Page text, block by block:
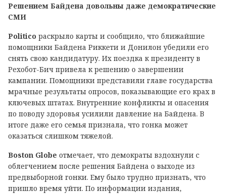
Решением Байдена довольны даже демократические
СМИ
Politico раскрыло карты и сообщило, что ближайшие
помощники Байдена Риккети и Донилон убедили его
снять свою кандидатуру. Их поездка к президенту в
Рехобот-Бич привела к решению о завершении
кампании. Помощники представили главе государства
мрачные результаты опросов, показывающие его крах в
ключевых штатах. Внутренние конфликты и опасения
по поводу здоровья усилили давление на Байдена. В
итоге даже его семья признала, что гонка может
оказаться слишком тяжелой.
Boston Globe отмечает, что демократы вздохнули с
облегчением после решения Байдена о выходе из
предвыборной гонки. Ему было трудно признать, что
пришло время уйти. По информации издания,